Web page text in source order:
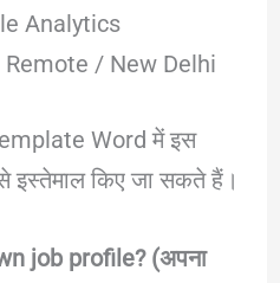
Analytics
/ New Delhi
Word में इस
इस्तेमाल किए जा सकते हैं।
job profile? (अपना